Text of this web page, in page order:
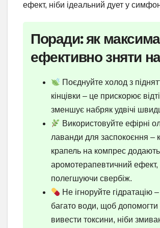
ефект, ніби ідеальний дует у
Поради: як
ефективно зняти
Поєднуйте холод з
кінцівки – це прискорює
зменшує набряк удвічі
Використовуйте ефірні
лаванди для заспокоєння –
крапель на компрес додають
аромотерапевтичний ефект,
полегшуючи свербіж.
Не ігноруйте гідратацію
багато води, щоб допомогти
вивести токсини, ніби